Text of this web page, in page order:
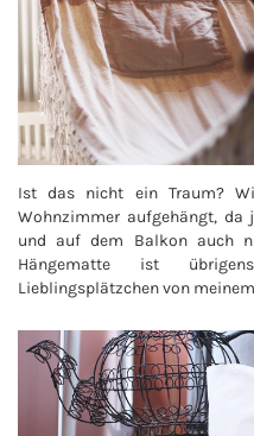
Ist das nicht ein Traum?
Wohnzimmer aufgehängt, da
und auf dem Balkon auch
Hängematte ist
Lieblingsplätzchen von